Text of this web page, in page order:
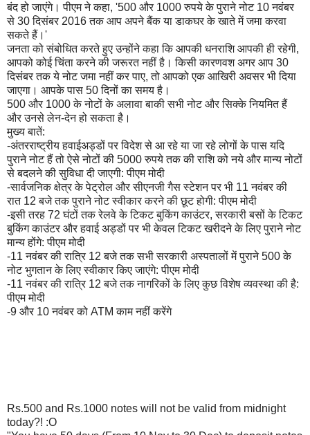
बंद हो जाएंगे। पीएम ने कहा, '500 और 1000 रुपये के पुराने नोट 10 नवंबर
से 30 दिसंबर 2016 तक आप अपने बैंक या डाकघर के खाते में जमा करवा
सकते हैं।'
जनता को संबोधित करते हुए उन्होंने कहा कि आपकी धनराशि आपकी ही रहेगी,
आपको कोई चिंता करने की जरूरत नहीं है। किसी कारणवश अगर आप 30
दिसंबर तक ये नोट जमा नहीं कर पाए, तो आपको एक आखिरी अवसर भी दिया
जाएगा। आपके पास 50 दिनों का समय है।
500 और 1000 के नोटों के अलावा बाकी सभी नोट और सिक्के नियमित हैं
और उनसे लेन-देन हो सकता है।
मुख्य बातें:
-अंतरराष्ट्रीय हवाईअड्डों पर विदेश से आ रहे या जा रहे लोगों के पास यदि
पुराने नोट हैं तो ऐसे नोटों की 5000 रुपये तक की राशि को नये और मान्य नोटों
से बदलने की सुविधा दी जाएगी: पीएम मोदी
-सार्वजनिक क्षेत्र के पेट्रोल और सीएनजी गैस स्टेशन पर भी 11 नवंबर की
रात 12 बजे तक पुराने नोट स्वीकार करने की छूट होगी: पीएम मोदी
-इसी तरह 72 घंटों तक रेलवे के टिकट बुकिंग काउंटर, सरकारी बसों के टिकट
बुकिंग काउंटर और हवाई अड्डों पर भी केवल टिकट खरीदने के लिए पुराने नोट
मान्य होंगे: पीएम मोदी
-11 नवंबर की रात्रि 12 बजे तक सभी सरकारी अस्पतालों में पुराने 500 के
नोट भुगतान के लिए स्वीकार किए जाएंगे: पीएम मोदी
-11 नवंबर की रात्रि 12 बजे तक नागरिकों के लिए कुछ विशेष व्यवस्था की है:
पीएम मोदी
-9 और 10 नवंबर को ATM काम नहीं करेंगे
Rs.500 and Rs.1000 notes will not be valid from midnight
today?! :O